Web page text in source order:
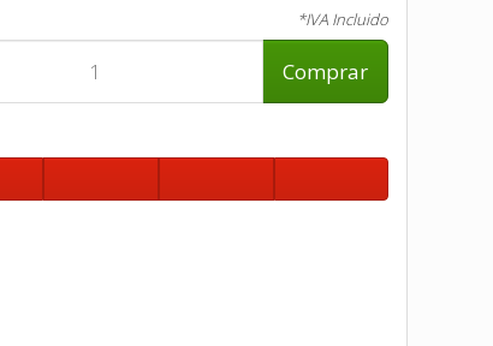
*IVA Incluido
Comprar